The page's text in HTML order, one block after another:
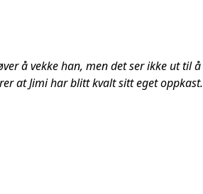
å vekke han, men det ser ikke ut til å
at Jimi har blitt kvalt sitt eget oppkast.